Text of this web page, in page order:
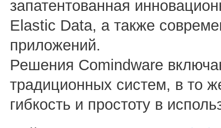
запатентованная
Elastic Data, а также
приложений.
Решения Comindware
традиционных систем, в то
гибкость и простоту в